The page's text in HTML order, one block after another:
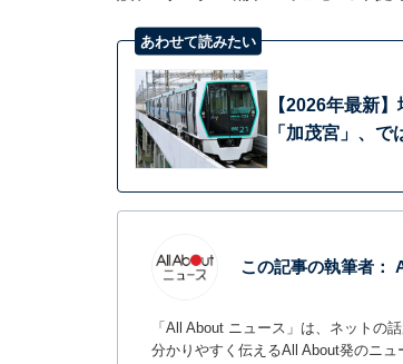
あわせて読みたい
【2026年最新
「加茂宮」、で
この記事の執筆者：
「All About ニュース」は、ネットの
分かりやすく伝えるAll About発のニ